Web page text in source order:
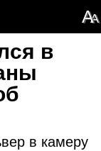
АА
в
в камеру